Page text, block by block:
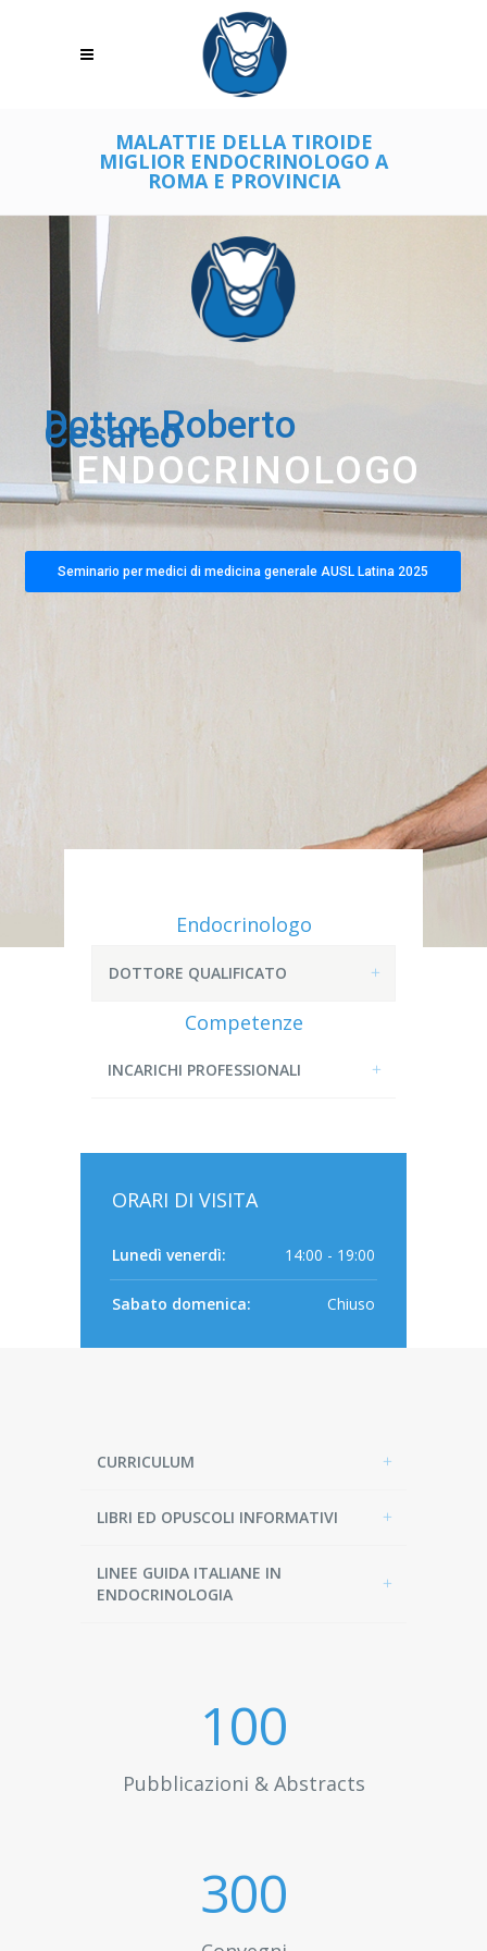
MALATTIE DELLA TIROIDE
MIGLIOR ENDOCRINOLOGO A
ROMA E PROVINCIA
Dottor Roberto
Cesareo
ENDOCRINOLOGO
Seminario per medici di medicina generale AUSL Latina 2025
Endocrinologo
DOTTORE QUALIFICATO
Competenze
INCARICHI PROFESSIONALI
ORARI DI VISITA
Lunedì venerdì: 14:00 - 19:00
Sabato domenica: Chiuso
CURRICULUM
LIBRI ED OPUSCOLI INFORMATIVI
LINEE GUIDA ITALIANE IN
ENDOCRINOLOGIA
100
Pubblicazioni & Abstracts
300